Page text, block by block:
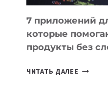
7 приложений
которые
продукты без
ЧИТАТЬ ДАЛЕЕ